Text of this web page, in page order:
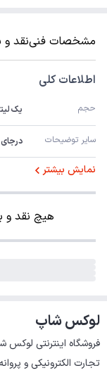
مشخصات فنینقد و
اطلاعات کلی
حجم یک
سایر توضیحات درجای
نمایش بیشتر
هیچ نقد و
لوکس شاپ